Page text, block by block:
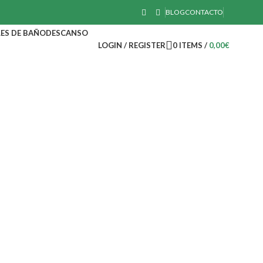
BLOGCONTACTO
DE BAÑODESCANSO
LOGIN / REGISTER 0 ITEMS / 0,00€